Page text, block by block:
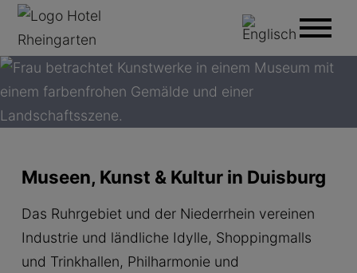
Museen, Kunst & Kultur in Duisburg
Das Ruhrgebiet und der Niederrhein vereinen
Industrie und ländliche Idylle, Shoppingmalls
und Trinkhallen, Philharmonie und